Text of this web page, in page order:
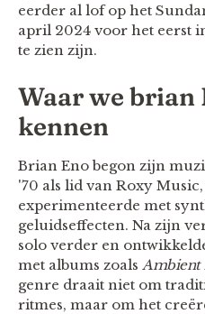
eerder al lof op het
april 2024 voor het eerst
te zien zijn.
Waar we brian
kennen
Brian Eno begon zijn
'70 als lid van Roxy
experimenteerde met
geluidseffecten. Na zijn
solo verder en
met albums zoals Ambient
genre draait niet om
ritmes, maar om het